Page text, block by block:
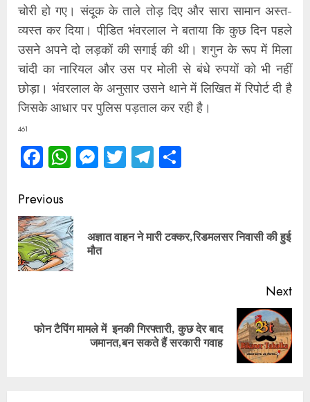
चोरी हो गए। संदूक के ताले तोड़ दिए और सारा सामान अस्त-
व्यस्त कर दिया। पीडि़त भंवरलाल ने बताया कि कुछ दिन पहले
उसने अपने दो लड़कों की सगाई की थी। शगुन के रूप में मिला
चांदी का नारियल और उस पर मोली से बंधे रुपयों को भी नहीं
छोड़ा। भंवरलाल के अनुसार उसने थाने में लिखित में रिपोर्ट दी है
जिसके आधार पर पुलिस पड़ताल कर रही है।
461
Facebook
WhatsApp
Messenger
TwitterTelegram
Continue
Reading
Previous
अज्ञात वाहन ने मारी टक्कर,रिडमलसर निवासी की हुई
मौत
Next
Next
फोन टैपिंग मामले में इनकी गिरफ्तारी, कुछ देर बाद
जमानत,बन सकते हैं सरकारी गवाह